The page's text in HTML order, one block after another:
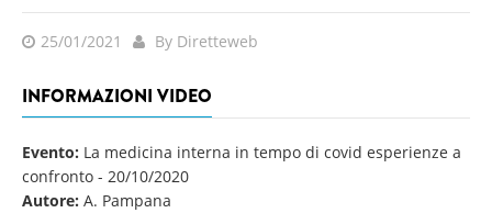
25/01/2021 By Diretteweb
INFORMAZIONI VIDEO
Evento: La medicina interna in tempo di covid esperienze a
confronto - 20/10/2020
Autore: A. Pampana